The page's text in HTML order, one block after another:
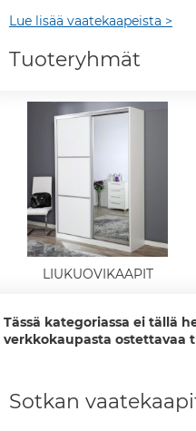
Lue lisää vaatekaapeista >
Tuoteryhmät
LIUKUOVIKAAPIT
Tässä kategoriassa ei tällä
verkkokaupasta ostettavaa
Sotkan